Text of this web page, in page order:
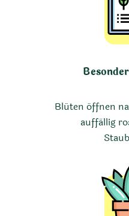
Blüten öffnen
auffällig